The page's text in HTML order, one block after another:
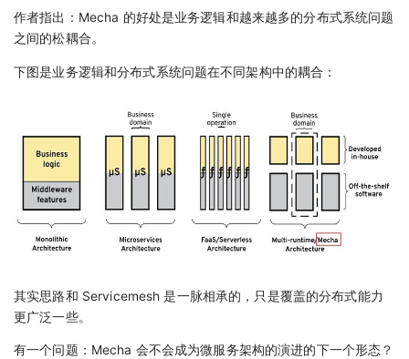
作者指出：Mecha 的好处是业务逻辑和越来越多的分布式系统问题
之间的松耦合。
下图是业务逻辑和分布式系统问题在不同架构中的耦合：
其实思路和 Servicemesh 是一脉相承的，只是覆盖的分布式能力
更广泛一些。
有一个问题：Mecha 会不会成为微服务架构的演进的下一个形态？